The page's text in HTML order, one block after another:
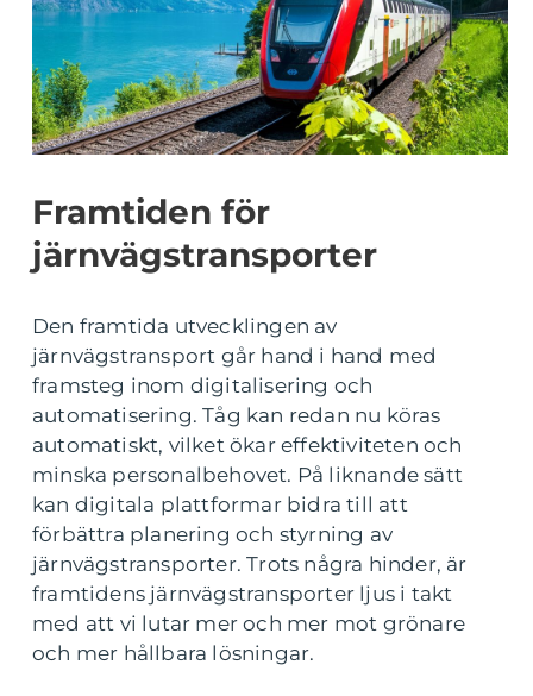
Framtiden för
järnvägstransporter
Den framtida utvecklingen av
järnvägstransport går hand i hand med
framsteg inom digitalisering och
automatisering. Tåg kan redan nu köras
automatiskt, vilket ökar effektiviteten och
minska personalbehovet. På liknande sätt
kan digitala plattformar bidra till att
förbättra planering och styrning av
järnvägstransporter. Trots några hinder, är
framtidens järnvägstransporter ljus i takt
med att vi lutar mer och mer mot grönare
och mer hållbara lösningar.